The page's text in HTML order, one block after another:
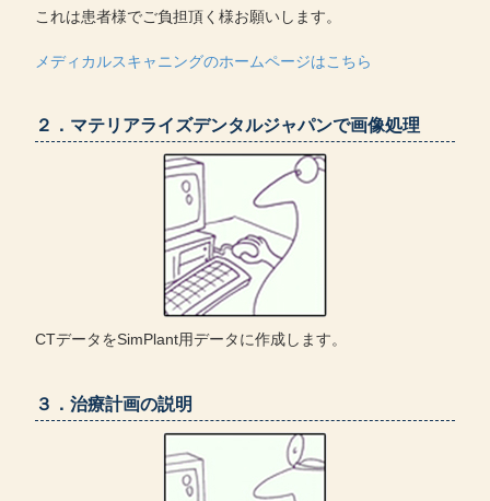
これは患者様でご負担頂く様お願いします。
メディカルスキャニングのホームページはこちら
２．マテリアライズデンタルジャパンで画像処理
CTデータをSimPlant用データに作成します。
３．治療計画の説明